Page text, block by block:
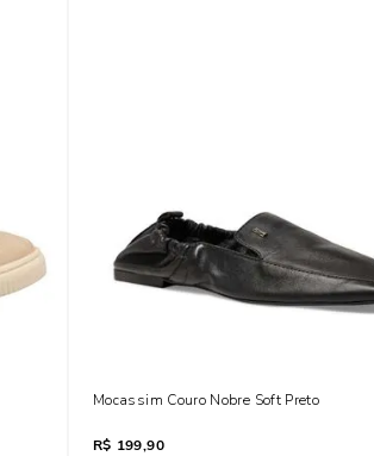
Mocassim Couro Nobre Soft Preto
R$ 199,90